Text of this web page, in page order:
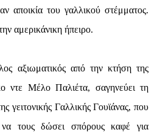
αποικία του γαλλικού στέμματος.
αμερικάνικη ήπειρο.
αξιωματικός από την κτήση της
ντε Μέλο Παλιέτα, σαγηνεύει τη
γειτονικής Γαλλικής Γουϊάνας, που
να τους δώσει σπόρους καφέ για